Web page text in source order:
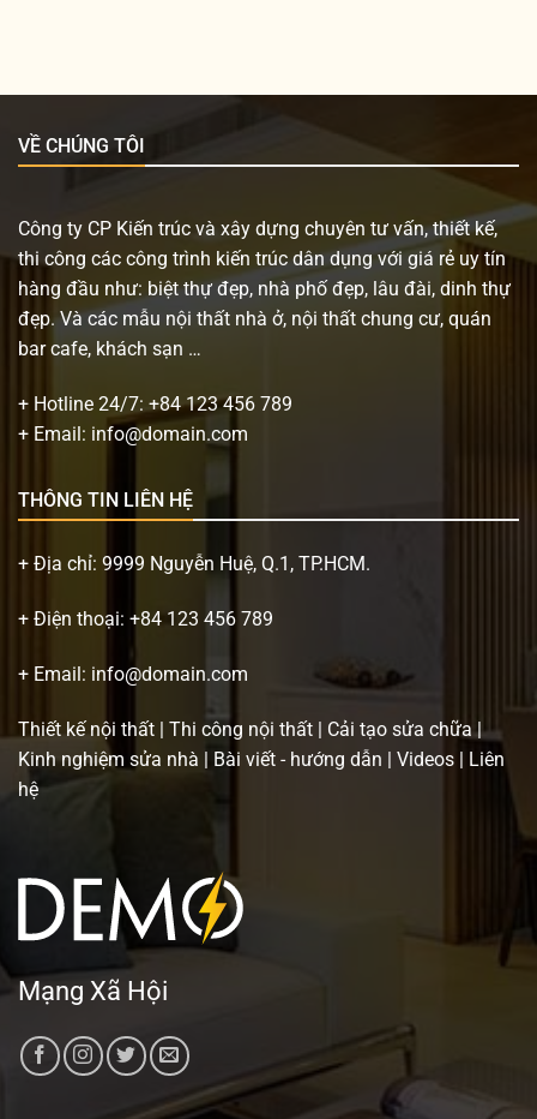
VỀ CHÚNG TÔI
Công ty CP Kiến trúc và xây dựng chuyên tư vấn, thiết kế,
thi công các công trình kiến trúc dân dụng với giá rẻ uy tín
hàng đầu như: biệt thự đẹp, nhà phố đẹp, lâu đài, dinh thự
đẹp. Và các mẫu nội thất nhà ở, nội thất chung cư, quán
bar cafe, khách sạn …
+ Hotline 24/7: +84 123 456 789
+ Email: info@domain.com
THÔNG TIN LIÊN HỆ
+ Địa chỉ: 9999 Nguyễn Huệ, Q.1, TP.HCM.
+ Điện thoại: +84 123 456 789
+ Email: info@domain.com
Thiết kế nội thất | Thi công nội thất | Cải tạo sửa chữa |
Kinh nghiệm sửa nhà | Bài viết - hướng dẫn | Videos | Liên
hệ
Mạng Xã Hội